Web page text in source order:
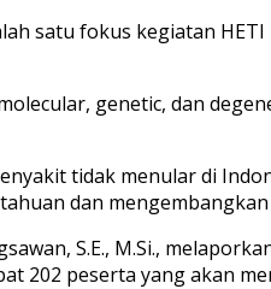
satu fokus kegiatan
genetic, dan
tidak menular di
dan
S.E., M.Si.,
202 peserta yang akan